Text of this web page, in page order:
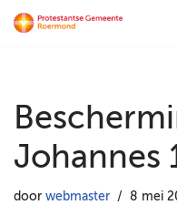
inhoud
Johannes
door webmaster 8 mei